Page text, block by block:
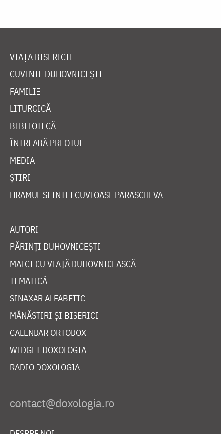
VIAȚA BISERICII
CUVINTE DUHOVNICEȘTI
FAMILIE
LITURGICĂ
BIBLIOTECĂ
ÎNTREABĂ PREOTUL
MEDIA
ȘTIRI
HRAMUL SFINTEI CUVIOASE PARASCHEVA
AUTORI
PĂRINȚI DUHOVNICEȘTI
MAICI CU VIAȚĂ DUHOVNICEASCĂ
TEMATICĂ
SINAXAR ALFABETIC
MĂNĂSTIRI ȘI BISERICI
CALENDAR ORTODOX
WIDGET DOXOLOGIA
RADIO DOXOLOGIA